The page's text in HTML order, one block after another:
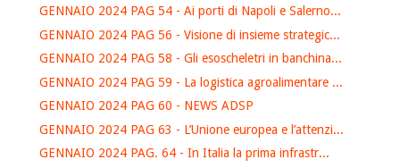
GENNAIO 2024 PAG 54 - Ai porti di Napoli e Salerno...
GENNAIO 2024 PAG 56 - Visione di insieme strategic...
GENNAIO 2024 PAG 58 - Gli esoscheletri in banchina...
GENNAIO 2024 PAG 59 - La logistica agroalimentare ...
GENNAIO 2024 PAG 60 - NEWS ADSP
GENNAIO 2024 PAG 63 - L’Unione europea e l’attenzi...
GENNAIO 2024 PAG. 64 - In Italia la prima infrastr...